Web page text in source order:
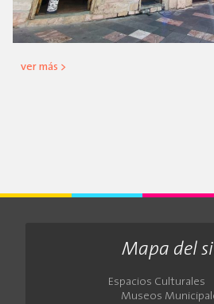
ver más >
Mapa del
Espacios Culturales
Museos